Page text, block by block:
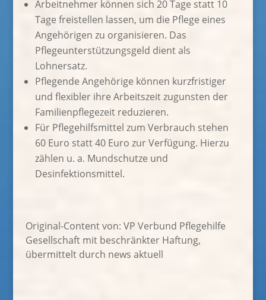
Arbeitnehmer können sich 20 Tage statt 10
Tage freistellen lassen, um die Pflege eines
Angehörigen zu organisieren. Das
Pflegeunterstützungsgeld dient als
Lohnersatz.
Pflegende Angehörige können kurzfristiger
und flexibler ihre Arbeitszeit zugunsten der
Familienpflegezeit reduzieren.
Für Pflegehilfsmittel zum Verbrauch stehen
60 Euro statt 40 Euro zur Verfügung. Hierzu
zählen u. a. Mundschutze und
Desinfektionsmittel.
Original-Content von: VP Verbund Pflegehilfe
Gesellschaft mit beschränkter Haftung,
übermittelt durch news aktuell